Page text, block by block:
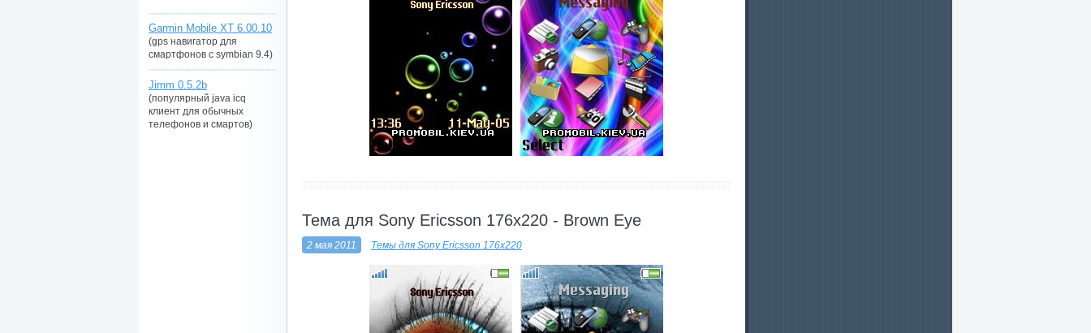
Тема для Sony Ericsson 176x220 - Brown Eye
2 мая 2011 Темы для Sony Ericsson 176x220
Garmin Mobile XT 6.00.10
(gps навигатор для
смартфонов с symbian 9.4)
Jimm 0.5.2b
(популярный java icq
клиент для обычных
телефонов и смартов)